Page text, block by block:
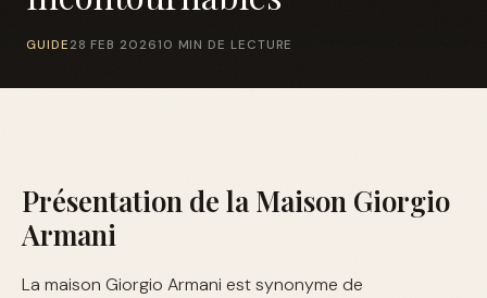
GUIDE 28 FEB 202610 MIN DE LECTURE
Présentation de la Maison Giorgio
Armani
La maison Giorgio Armani est synonyme de